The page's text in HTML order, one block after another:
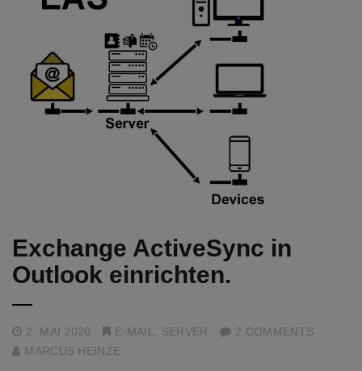
Exchange ActiveSync in
Outlook einrichten.
2. MAI 2020 E-MAIL SERVER
2 COMMENTS
MARCUS HEINZE